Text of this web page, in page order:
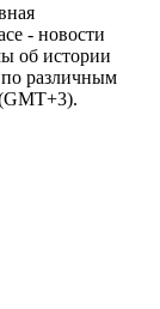
- новости
об истории
по различным